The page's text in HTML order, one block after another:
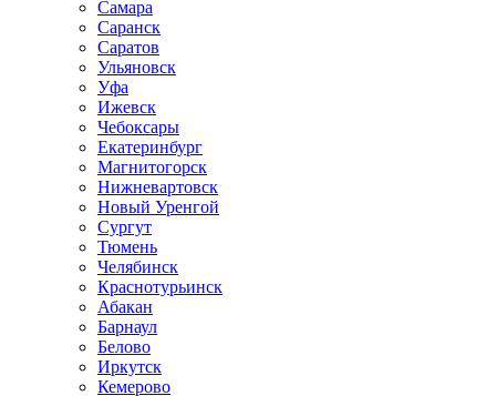
Самара
Саранск
Саратов
Ульяновск
Уфа
Ижевск
Чебоксары
Екатеринбург
Магнитогорск
Нижневартовск
Новый Уренгой
Сургут
Тюмень
Челябинск
Краснотурьинск
Абакан
Барнаул
Белово
Иркутск
Кемерово